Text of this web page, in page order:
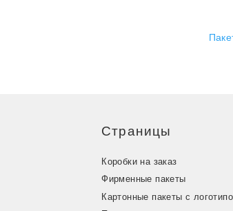
Страницы
Коробки на заказ
Фирменные пакеты
Картонные пакеты с